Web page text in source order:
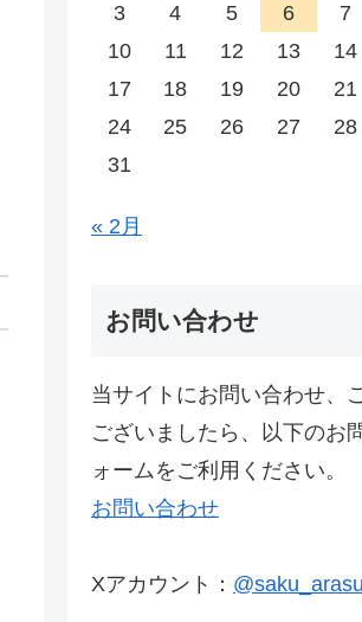
3
4 5 6 7
10
11 12 13 14
17
18 19 20 21
24
25 26 27 28
31
« 2月
お問い合わせ
当サイトにお問い合わせ、
ございましたら、以下のお
ォームをご利用ください。
お問い合わせ
Xアカウント：